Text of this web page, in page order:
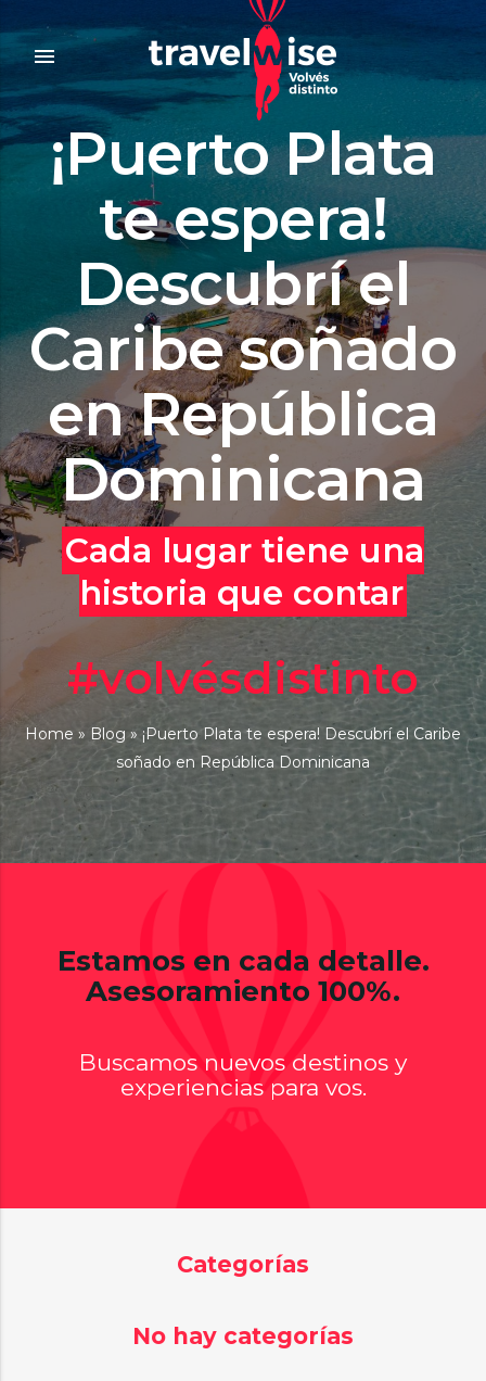
menu
¡Puerto Plata
te espera!
Descubrí el
Caribe soñado
en República
Dominicana
Cada lugar tiene una
historia que contar
#volvésdistinto
Home » Blog» ¡Puerto Plata te espera! Descubrí el Caribe
soñado en República Dominicana
Estamos en cada detalle.
Asesoramiento 100%.
Buscamos nuevos destinos y
experiencias para vos.
Categorías
No hay categorías